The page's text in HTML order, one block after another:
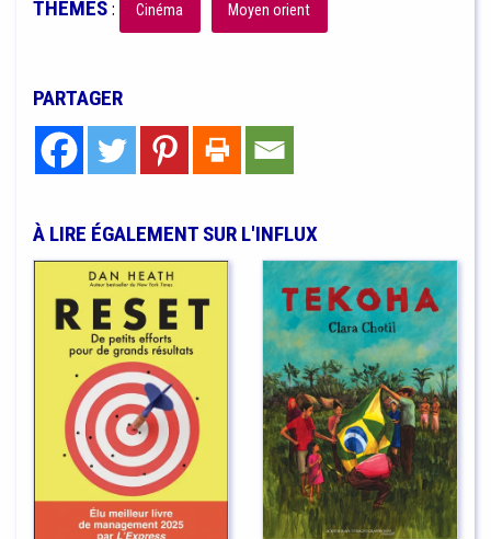
THÈMES: Cinéma Moyen orient
PARTAGER
À LIRE ÉGALEMENT SUR L'INFLUX